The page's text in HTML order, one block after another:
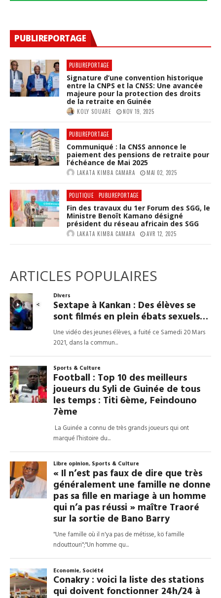
PUBLIREPORTAGE
PUBLIREPORTAGE
Signature d’une convention historique
entre la CNPS et la CNSS: Une avancée
majeure pour la protection des droits
de la retraite en Guinée
KOLY SOUARE NOV 19, 2025
PUBLIREPORTAGE
Communiqué : la CNSS annonce le
paiement des pensions de retraite pour
l’échéance de Mai 2025
LAKATA KIMBA CAMARA MAI 02, 2025
POLITIQUE PUBLIREPORTAGE
Fin des travaux du 1er Forum des SGG, le
Ministre Benoît Kamano désigné
président du réseau africain des SGG
LAKATA KIMBA CAMARA AVR 12, 2025
ARTICLES POPULAIRES